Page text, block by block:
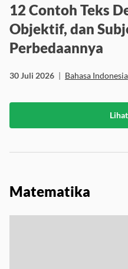
12 Contoh Teks
Objektif, dan
Perbedaannya
30 Juli 2026 Bahasa Indonesia
Matematika